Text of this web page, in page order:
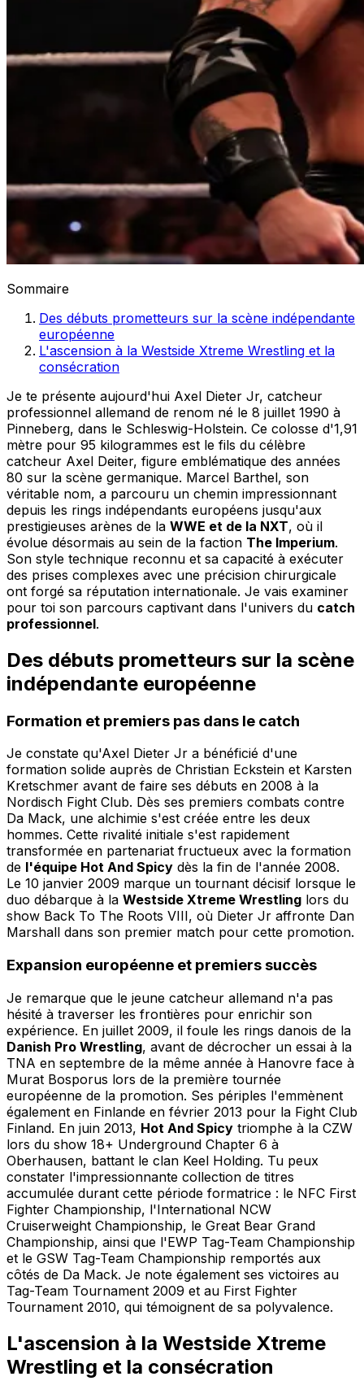
Sommaire
Des débuts prometteurs sur la scène indépendante
européenne
L'ascension à la Westside Xtreme Wrestling et la
consécration
Je te présente aujourd'hui Axel Dieter Jr, catcheur
professionnel allemand de renom né le 8 juillet 1990 à
Pinneberg, dans le Schleswig-Holstein. Ce colosse d'1,91
mètre pour 95 kilogrammes est le fils du célèbre
catcheur Axel Deiter, figure emblématique des années
80 sur la scène germanique. Marcel Barthel, son
véritable nom, a parcouru un chemin impressionnant
depuis les rings indépendants européens jusqu'aux
prestigieuses arènes de la WWE et de la NXT, où il
évolue désormais au sein de la faction The Imperium.
Son style technique reconnu et sa capacité à exécuter
des prises complexes avec une précision chirurgicale
ont forgé sa réputation internationale. Je vais examiner
pour toi son parcours captivant dans l'univers du catch
professionnel.
Des débuts prometteurs sur la scène
indépendante européenne
Formation et premiers pas dans le catch
Je constate qu'Axel Dieter Jr a bénéficié d'une
formation solide auprès de Christian Eckstein et Karsten
Kretschmer avant de faire ses débuts en 2008 à la
Nordisch Fight Club. Dès ses premiers combats contre
Da Mack, une alchimie s'est créée entre les deux
hommes. Cette rivalité initiale s'est rapidement
transformée en partenariat fructueux avec la formation
de l'équipe Hot And Spicy dès la fin de l'année 2008.
Le 10 janvier 2009 marque un tournant décisif lorsque le
duo débarque à la Westside Xtreme Wrestling lors du
show Back To The Roots VIII, où Dieter Jr affronte Dan
Marshall dans son premier match pour cette promotion.
Expansion européenne et premiers succès
Je remarque que le jeune catcheur allemand n'a pas
hésité à traverser les frontières pour enrichir son
expérience. En juillet 2009, il foule les rings danois de la
Danish Pro Wrestling, avant de décrocher un essai à la
TNA en septembre de la même année à Hanovre face à
Murat Bosporus lors de la première tournée
européenne de la promotion. Ses périples l'emmènent
également en Finlande en février 2013 pour la Fight Club
Finland. En juin 2013, Hot And Spicy triomphe à la CZW
lors du show 18+ Underground Chapter 6 à
Oberhausen, battant le clan Keel Holding. Tu peux
constater l'impressionnante collection de titres
accumulée durant cette période formatrice : le NFC First
Fighter Championship, l'International NCW
Cruiserweight Championship, le Great Bear Grand
Championship, ainsi que l'EWP Tag-Team Championship
et le GSW Tag-Team Championship remportés aux
côtés de Da Mack. Je note également ses victoires au
Tag-Team Tournament 2009 et au First Fighter
Tournament 2010, qui témoignent de sa polyvalence.
L'ascension à la Westside Xtreme
Wrestling et la consécration